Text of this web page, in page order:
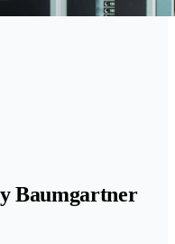
Baumgartner